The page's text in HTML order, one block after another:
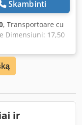
Skambinti
, Transportoare cu
Dimensiuni: 17,50
x 2,50 m 20 x 2,50
ir